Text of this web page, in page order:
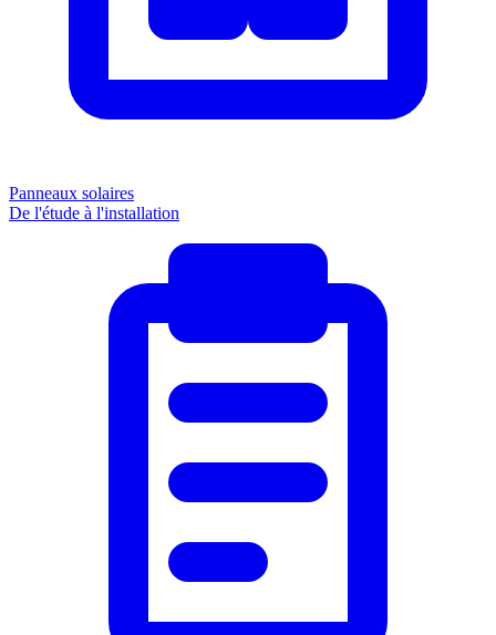
Panneaux solaires
De l'étude à l'installation